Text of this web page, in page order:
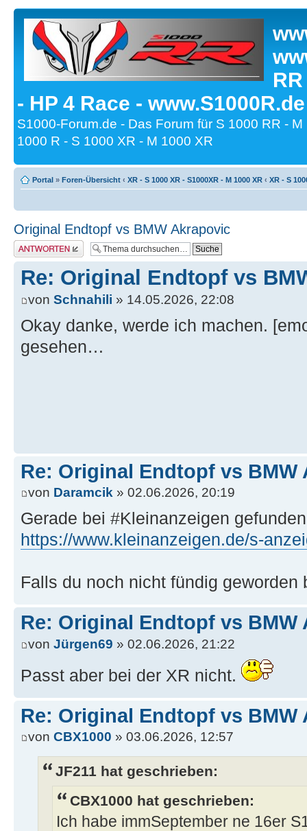
- HP 4 Race -
S1000-Forum.de - Das Forum für S 1000 RR -
1000 R - S 1000 XR - M 1000 XR
Portal » Foren-Übersicht ‹ XR - S 1000 XR - S1000XR - M 1000 XR ‹ XR - S
Original Endtopf vs BMW Akrapovic
Antwort erstellen
Re: Original Endtopf vs
von Schnahili » 14.05.2026, 22:08
Okay danke, werde ich machen.
gesehen…
Re: Original Endtopf vs BMW
von Daramcik » 02.06.2026, 20:19
Gerade bei #Kleinanzeigen
https://www.kleinanzeigen.de/s-
Falls du noch nicht fündig geworden
Re: Original Endtopf vs BMW
von Jürgen69 » 02.06.2026, 21:22
Passt aber bei der XR nicht.
Re: Original Endtopf vs BMW
von CBX1000 » 03.06.2026, 12:57
JF211 hat geschrieben:
CBX1000 hat geschrieben:
Ich habe immSeptember ne 16er